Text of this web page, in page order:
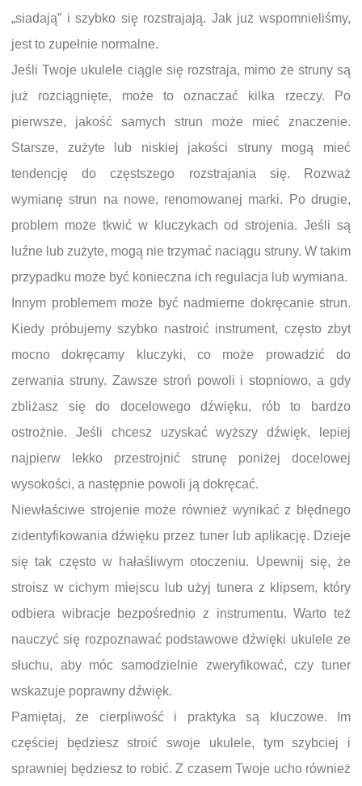
„siadają” i szybko się rozstrajają. Jak już wspomnieliśmy,
jest to zupełnie normalne.
Jeśli Twoje ukulele ciągle się rozstraja, mimo że struny są
już rozciągnięte, może to oznaczać kilka rzeczy. Po
pierwsze, jakość samych strun może mieć znaczenie.
Starsze, zużyte lub niskiej jakości struny mogą mieć
tendencję do częstszego rozstrajania się. Rozważ
wymianę strun na nowe, renomowanej marki. Po drugie,
problem może tkwić w kluczykach od strojenia. Jeśli są
luźne lub zużyte, mogą nie trzymać naciągu struny. W takim
przypadku może być konieczna ich regulacja lub wymiana.
Innym problemem może być nadmierne dokręcanie strun.
Kiedy próbujemy szybko nastroić instrument, często zbyt
mocno dokręcamy kluczyki, co może prowadzić do
zerwania struny. Zawsze stroń powoli i stopniowo, a gdy
zbliżasz się do docelowego dźwięku, rób to bardzo
ostrożnie. Jeśli chcesz uzyskać wyższy dźwięk, lepiej
najpierw lekko przestrojnić strunę poniżej docelowej
wysokości, a następnie powoli ją dokręcać.
Niewłaściwe strojenie może również wynikać z błędnego
zidentyfikowania dźwięku przez tuner lub aplikację. Dzieje
się tak często w hałaśliwym otoczeniu. Upewnij się, że
stroisz w cichym miejscu lub użyj tunera z klipsem, który
odbiera wibracje bezpośrednio z instrumentu. Warto też
nauczyć się rozpoznawać podstawowe dźwięki ukulele ze
słuchu, aby móc samodzielnie zweryfikować, czy tuner
wskazuje poprawny dźwięk.
Pamiętaj, że cierpliwość i praktyka są kluczowe. Im
częściej będziesz stroić swoje ukulele, tym szybciej i
sprawniej będziesz to robić. Z czasem Twoje ucho również